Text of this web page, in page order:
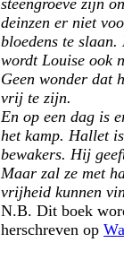
steengroeve zijn
deinzen er niet
bloedens te
wordt Louise ook
Geen wonder dat
vrij te zijn.
En op een dag is
het kamp. Hallet
bewakers. Hij
Maar zal ze met
vrijheid kunnen
N.B. Dit boek
herschreven op